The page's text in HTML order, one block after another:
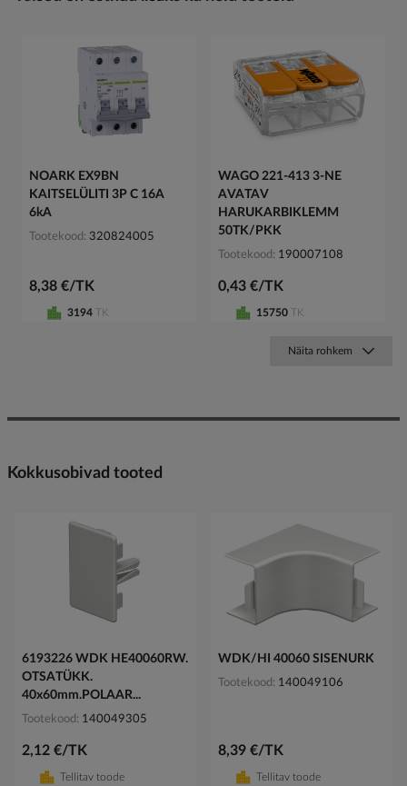
NOARK EX9BN
KAITSELÜLITI 3P C 16A
6kA
Tootekood 320824005
8,38 €/TK
3194 TK
WAGO 221-413 3-NE
AVATAV
HARUKARBIKLEMM
50TK/PKK
Tootekood 190007108
0,43 €/TK
15750 TK
Näita rohkem
Kokkusobivad tooted
6193226 WDK HE40060RW.
OTSATÜKK.
40x60mm.POLAAR...
Tootekood 140049305
2,12 €/TK
Tellitav toode
WDK/HI 40060 SISENURK
Tootekood 140049106
8,39 €/TK
Tellitav toode